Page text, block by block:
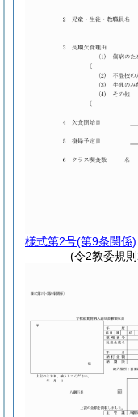
様式第2号(第9条関係)
(令2教委規